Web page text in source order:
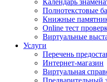
Календарь
Полнотекстовые
Книжные
Online тест
Виртуальные
Услуги
Перечень
Интернет-магазин
Виртуальная
Предварительный